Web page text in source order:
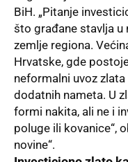
BiH. „Pitanje
što građane stavlja u
zemlje regiona.
Hrvatske, gde
neformalni uvoz
dodatnih nameta. U
formi nakita, ali ne i
poluge ili kovanice“,
novine“.